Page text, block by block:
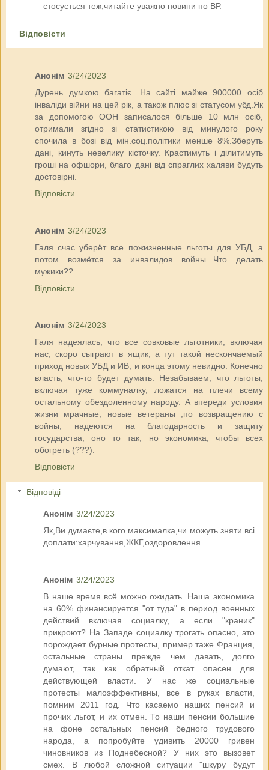
стосується теж,читайте уважно новини по ВР.
Відповісти
Анонім 3/24/2023
Дурень думкою багатіє. На сайті майже 900000 осіб
інваліди війни на цей рік, а також плюс зі статусом убд.Як
за допомогою ООН записалося більше 10 млн осіб,
отримали згідно зі статистикою від минулого року
спочила в бозі від мін.соц.політики менше 8%.Зберуть
дані, кинуть невелику кісточку. Крастимуть і ділитимуть
гроші на офшори, благо дані від спраглих халяви будуть
достовірні.
Відповісти
Анонім 3/24/2023
Галя счас уберёт все пожизненные льготы для УБД, а
потом возмётся за инвалидов войны...Что делать
мужики??
Відповісти
Анонім 3/24/2023
Галя надеялась, что все совковые льготники, включая
нас, скоро сыграют в ящик, а тут такой нескончаемый
приход новых УБД и ИВ, и конца этому невидно. Конечно
власть, что-то будет думать. Незабываем, что льготы,
включая туже коммуналку, ложатся на плечи всему
остальному обездоленному народу. А впереди условия
жизни мрачные, новые ветераны ,по возвращению с
войны, надеются на благодарность и защиту
государства, оно то так, но экономика, чтобы всех
обогреть (???).
Відповісти
Відповіді
Анонім 3/24/2023
Як,Ви думаєте,в кого максималка,чи можуть зняти всі
доплати:харчування,ЖКГ,оздоровлення.
Анонім 3/24/2023
В наше время всё можно ожидать. Наша экономика
на 60% финансируется "от туда" в период военных
действий включая социалку, а если "краник"
прикроют? На Западе социалку трогать опасно, это
порождает бурные протесты, пример таже Франция,
остальные страны прежде чем давать, долго
думают, так как обратный откат опасен для
действующей власти. У нас же социальные
протесты малоэффективны, все в руках власти,
помним 2011 год. Что касаемо наших пенсий и
прочих льгот, и их отмен. То наши пенсии большие
на фоне остальных пенсий бедного трудового
народа, а попробуйте удивить 20000 гривен
чиновников из Поднебесной? У них это вызовет
смех. В любой сложной ситуации "шкуру будут